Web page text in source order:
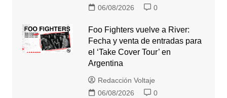
06/08/2026
0
Foo Fighters vuelve a River:
Fecha y venta de entradas para
el ‘Take Cover Tour’ en
Argentina
Redacción Voltaje
06/08/2026
0